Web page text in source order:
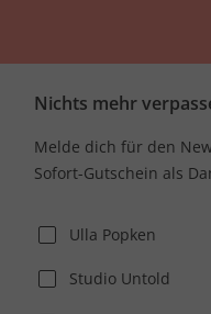
Nichts mehr
Melde dich für den
Sofort-Gutschein als
Ulla Popken
Studio Untold